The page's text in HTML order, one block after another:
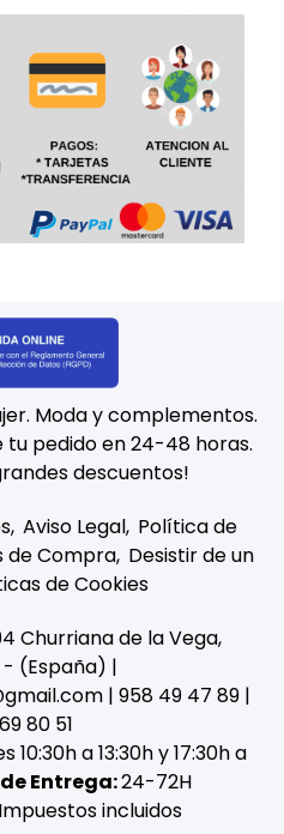
Moda y complementos.
pedido en 24-48 horas.
descuentos!
Aviso Legal Política de
de Compra Desistir de un
de Cookies
Churriana de la Vega,
(España) |
| 958 49 47 89 |
80 51
10:30h a 13:30h y 17:30h a
Entrega:24-72H
incluidos